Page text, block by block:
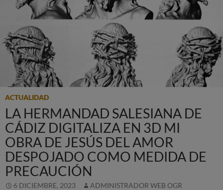
ACTUALIDAD
LA HERMANDAD SALESIANA DE
CÁDIZ DIGITALIZA EN 3D MI
OBRA DE JESÚS DEL AMOR
DESPOJADO COMO MEDIDA DE
PRECAUCIÓN
6 DICIEMBRE, 2023 ADMINISTRADOR WEB OGR